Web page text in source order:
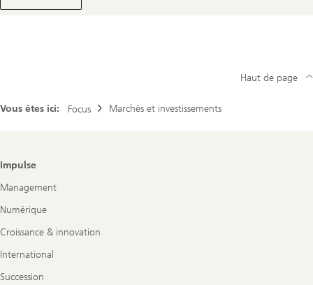
Vous êtes ici: Focus Marchés et investissements
Haut de page
Footer
Navigation
Impulse
Management
Numérique
Croissance & innovation
International
Succession